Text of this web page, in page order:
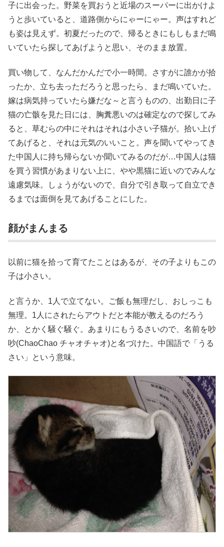
子に出会った。野菜を買おうと近場のスーパーに出かけよ
うと歩いていると、道路側からにゃーにゃー。声はすれど
も姿は見えず。初夏だったので、帰るときにもしもまだ鳴
いていたら探してあげようと思い、そのまま放置。
買い物して、なんだかんだで小一時間。さすがに誰かが拾
ったか、立ち去っただろうと思ったら、まだ鳴いていた。
嫁は病気持っていたら嫌だな～と言うものの、出勤日に子
猫の亡骸を見た日には、胸糞悪いのは確定なので探してみ
ると、草むらの中にそれはそれは小さい子猫が。拾い上げ
てあげると、それは元気のいいこと。声を聞いてやってき
た中国人に持ち帰らないか聞いてみるのだが…中国人は猫
を買う習慣があまりない上に、やや黒猫に近いのでみんな
遠慮気味。しょうがないので、自分で引き取って自立でき
るまでは面倒を見てあげることにした。
顔がまんまる
以前に猫を拾って育てたことはあるが、その子よりもこの
子は小さい。
と言うか、1人で立てない。ご飯も無理だし、おしっこも
無理。1人にされたらアウトだと本能が教えるのだろう
か、とかく騒ぐ騒ぐ。あまりにもうるさいので、名前を吵
吵(ChaoChao チャオチャオ)と名づけた。中国語で「うる
さい」という意味。